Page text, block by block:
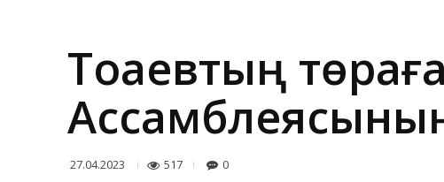
Тоқаевтың
27.04.2023 517 0